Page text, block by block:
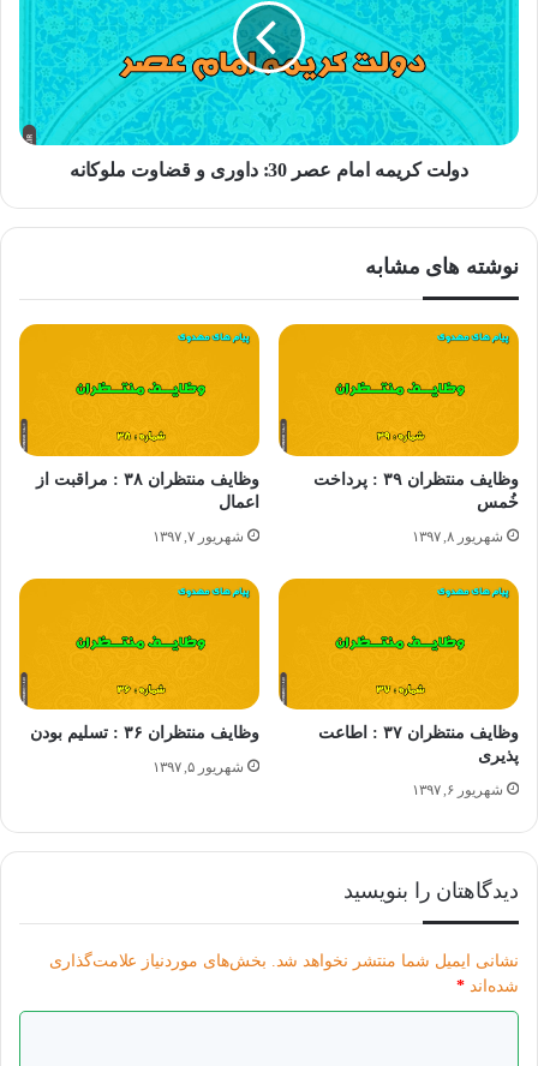
شدن صدای آسمانی داشته باشد، او دروغگو و تهمت زننده است”
کمال الدین ج۲ باب۴۵ حدیث۴۴
نوع سفارت یا نیابت از طرف امام زمان ادعا کند، دروغگوست. البته
باید دانست آنچه دراین نامه بعنوان “ادعای مشاهده” آمده، با توجه به
عبارت قبل از آن (برای جانشینی ات وصیت نکن)، مربوط به
ندارد.
دولت کریمه امام عصر 30: داوری و قضاوت ملوکانه
نوشته های مشابه
وظایف منتظران ۳۹ : پرداخت
خُمس
شهریور ۸, ۱۳۹۷
وظایف منتظران ۳۸ : مراقبت از
اعمال
شهریور ۷, ۱۳۹۷
وظایف منتظران ۳۷ : اطاعت
پذیری
شهریور ۶, ۱۳۹۷
وظایف منتظران ۳۶ : تسلیم بودن
شهریور ۵, ۱۳۹۷
دیدگاهتان را بنویسید
نشانی ایمیل شما منتشر نخواهد شد. بخش‌های موردنیاز علامت‌گذاری
شده‌اند *